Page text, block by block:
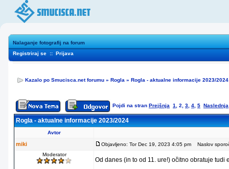
Nalaganje fotografij na forum
Registriraj se :: Prijava
Kazalo po Smucisca.net forumu » Rogla » Rogla - aktualne informacije 2023/2024
Pojdi na stran Prejšnja 1 2 3 4 5 Naslednja
Rogla - aktualne informacije 2023/2024
Avtor
miki Objavljeno: Tor Dec 19, 2023 4:05 pm
Naslov
Moderator
Od danes (in to od 11. ure!) očitno obratuje tudi